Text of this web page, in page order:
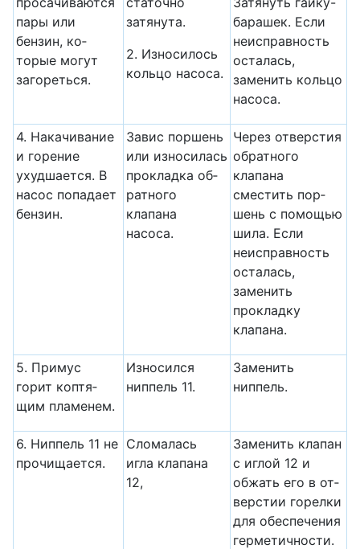
пары или
бензин, ко­
торые могут
заго­реться.
затянута.
2. Износилось
кольцо на­соса.
барашек. Если
неисправность
осталась,
заменить кольцо
насоса.
4. Накачивание
и го­рение
ухудшается. В
насос попадает
бензин.
Завис поршень
или из­носилась
прокладка об­
ратного
клапана
насоса.
Через отверстия
обратного
клапана
сместить пор­
шень с помощью
шила. Если
неисправность
оста­лась,
заменить
прокладку
клапана.
5. Примус
горит коптя­
щим пламенем.
Износился
ниппель 11.
Заменить
ниппель.
6. Ниппель 11 не
прочищается.
Сломалась
игла клапа­на
12,
Заменить клапан
с иглой 12 и
обжать его в от­
верстии горелки
для обеспечения
герметичности.